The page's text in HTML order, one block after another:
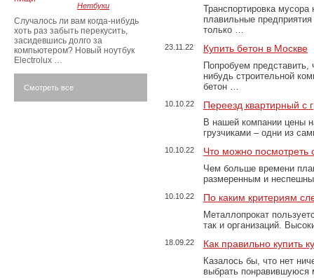
Транспортировка
плавильные
только …
23.11.22 Купить бетон в Москве
Попробуем представить,
нибудь строительной
бетон …
10.10.22 Переезд квартирный с
В нашей компании цены
грузчиками – одни из
10.10.22 Что можно посмотреть
Чем больше времени
размеренным и
10.10.22 По каким критериям
Металлопрокат
так и организаций.
18.09.22 Как правильно купить
Казалось бы, что нет
выбрать
Нетбуки
Случалось ли вам когда-нибудь
хоть раз забыть перекусить,
засидевшись долго за
компьютером? Новый ноутбук
Electrolux …
Смотреть все